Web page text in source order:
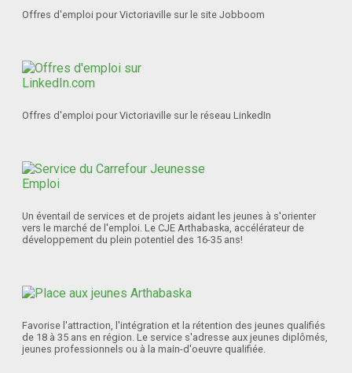
Offres d'emploi pour Victoriaville sur le site Jobboom
Offres d'emploi pour Victoriaville sur le réseau LinkedIn
Un éventail de services et de projets aidant les jeunes à s'orienter
vers le marché de l'emploi. Le CJE Arthabaska, accélérateur de
développement du plein potentiel des 16-35 ans!
Favorise l'attraction, l'intégration et la rétention des jeunes qualifiés
de 18 à 35 ans en région. Le service s'adresse aux jeunes diplômés,
jeunes professionnels ou à la main-d'oeuvre qualifiée.